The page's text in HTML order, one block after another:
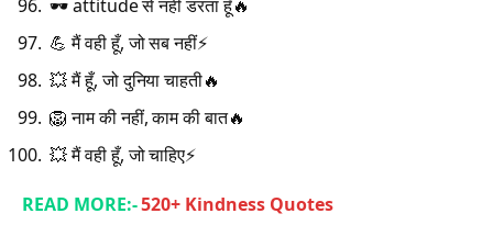
🕶️ attitude से नहीं डरता हूँ🔥
💪 मैं वही हूँ, जो सब नहीं⚡
💥 मैं हूँ, जो दुनिया चाहती🔥
🦁 नाम की नहीं, काम की बात🔥
💥 मैं वही हूँ, जो चाहिए⚡
READ MORE:-520+ Kindness Quotes